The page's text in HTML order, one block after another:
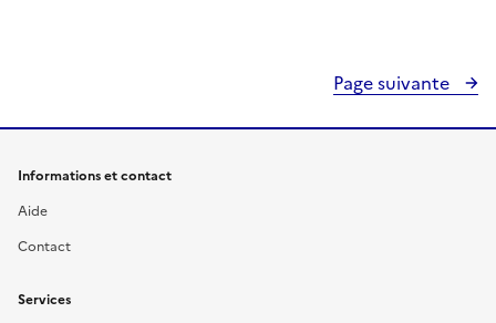
Page suivante
Informations et contact
Aide
Contact
Services